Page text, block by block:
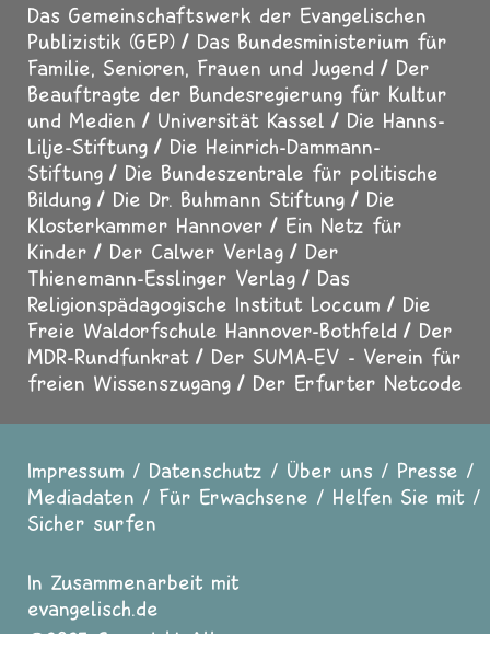
Das Gemeinschaftswerk der Evangelischen
Publizistik (GEP)
Das Bundesministerium für
Familie, Senioren, Frauen und Jugend
Der
Beauftragte der Bundesregierung für Kultur
und Medien
Universität Kassel
Die Hanns-
Lilje-Stiftung
Die Heinrich-Dammann-
Stiftung
Die Bundeszentrale für politische
Bildung
Die Dr. Buhmann Stiftung
Die
Klosterkammer Hannover
Ein Netz für
Kinder
Der Calwer Verlag
Der
Thienemann-Esslinger Verlag
Das
Religionspädagogische Institut Loccum
Die
Freie Waldorfschule Hannover-Bothfeld
Der
MDR-Rundfunkrat
Der SUMA-EV - Verein für
freien Wissenszugang
Der Erfurter Netcode
Fußzeile
Impressum Datenschutz Über uns
Presse
Mediadaten
Für Erwachsene
Helfen Sie mit
Sicher surfen
In Zusammenarbeit mit
evangelisch.de
2025 Copyright All